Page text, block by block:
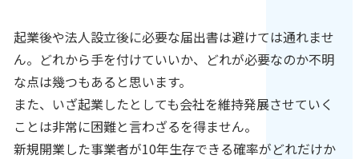
起業後や法人設立後に必要な届出書は避けては通れませ
ん。どれから手を付けていいか、どれが必要なのか不明
な点は幾つもあると思います。
また、いざ起業したとしても会社を維持発展させていく
ことは非常に困難と言わざるを得ません。
新規開業した事業者が10年生存できる確率がどれだけか